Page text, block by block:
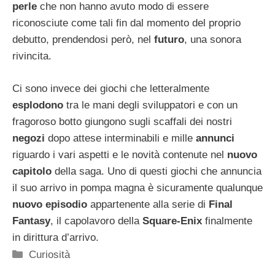
perle che non hanno avuto modo di essere
riconosciute come tali fin dal momento del proprio
debutto, prendendosi però, nel futuro, una sonora
rivincita.
Ci sono invece dei giochi che letteralmente
esplodono tra le mani degli sviluppatori e con un
fragoroso botto giungono sugli scaffali dei nostri
negozi dopo attese interminabili e mille annunci
riguardo i vari aspetti e le novità contenute nel nuovo
capitolo della saga. Uno di questi giochi che annuncia
il suo arrivo in pompa magna è sicuramente qualunque
nuovo episodio appartenente alla serie di Final
Fantasy, il capolavoro della Square-Enix finalmente
in dirittura d’arrivo.
Categorie
Curiosità